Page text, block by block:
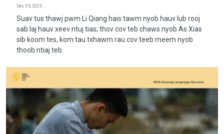
Dec 03, 2025
Suav tus thawj pwm Li Qiang hais tawm nyob hauv lub rooj
sab laj hauv xeev ntuj tias; thov cov teb chaws nyob As Xias
sib koom tes, kom tau txhawm rau cov teeb meem nyob
thoob ntiaj teb.